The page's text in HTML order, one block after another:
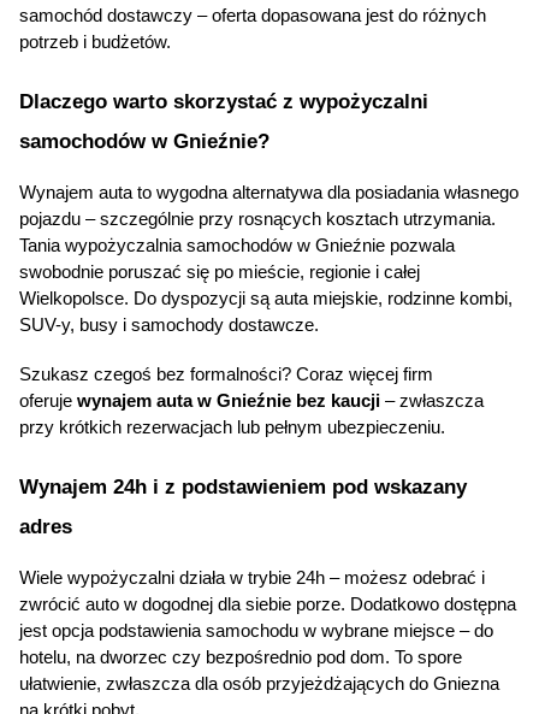
samochód dostawczy – oferta dopasowana jest do różnych
potrzeb i budżetów.
Dlaczego warto skorzystać z wypożyczalni
samochodów w Gnieźnie?
Wynajem auta to wygodna alternatywa dla posiadania własnego
Tania wypożyczalnia samochodów w Gnieźnie pozwala
swobodnie poruszać się po mieście, regionie i całej
SUV-y, busy i samochody dostawcze.
Szukasz czegoś bez formalności? Coraz więcej firm
oferuje wynajem auta w Gnieźnie bez kaucji – zwłaszcza
przy krótkich rezerwacjach lub pełnym ubezpieczeniu.
Wynajem 24h i z podstawieniem pod wskazany
adres
Wiele wypożyczalni działa w trybie 24h – możesz odebrać i
zwrócić auto w dogodnej dla siebie porze. Dodatkowo dostępna
jest opcja podstawienia samochodu w wybrane miejsce – do
hotelu, na dworzec czy bezpośrednio pod dom. To spore
ułatwienie, zwłaszcza dla osób przyjeżdżających do Gniezna